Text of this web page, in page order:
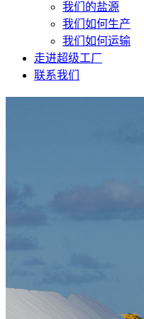
我们的盐源
我们如何生产
我们如何运输
走进超级工厂
联系我们